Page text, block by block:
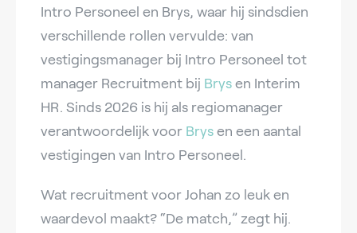
Intro Personeel en Brys, waar hij sindsdien
verschillende rollen vervulde: van
vestigingsmanager bij Intro Personeel tot
manager Recruitment bij Brys en Interim
HR. Sinds 2026 is hij als regiomanager
verantwoordelijk voor Brys en een aantal
vestigingen van Intro Personeel.
Wat recruitment voor Johan zo leuk en
waardevol maakt? “De match,” zegt hij.